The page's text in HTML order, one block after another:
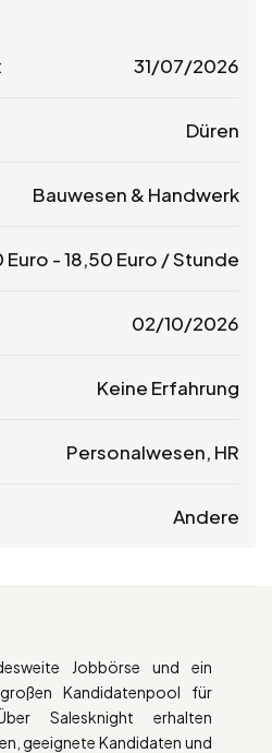
31/07/2026
Düren
Bauwesen & Handwerk
Euro -18,50 Euro / Stunde
02/10/2026
Keine Erfahrung
Personalwesen, HR
Andere
Jobbörse und ein
Kandidatenpool für
Salesknight erhalten
geeignete Kandidaten und